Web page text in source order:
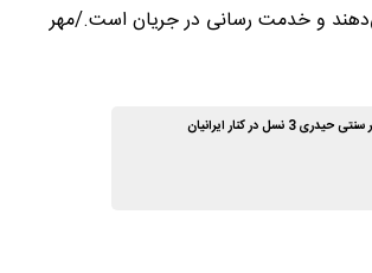
و خدمت رسانی در جریان است./مهر
حیدری 3 نسل در کنار ایرانیان